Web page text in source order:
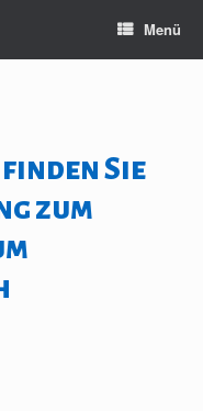
Menü
finden Sie
zum